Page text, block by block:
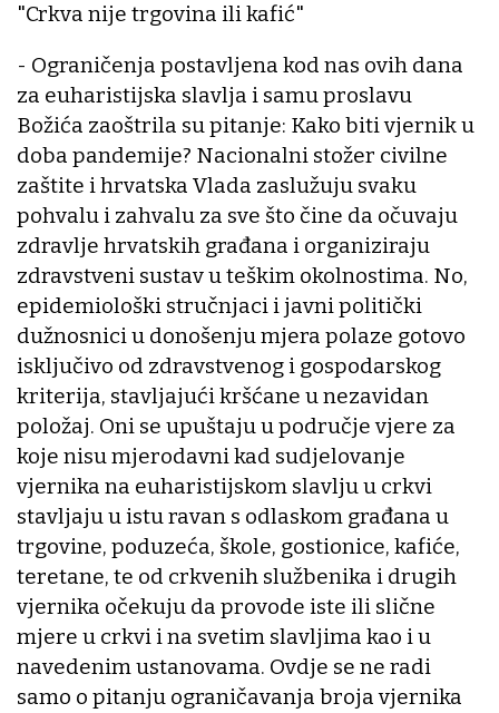
"Crkva nije trgovina ili kafić"
- Ograničenja postavljena kod nas ovih dana
za euharistijska slavlja i samu proslavu
Božića zaoštrila su pitanje: Kako biti vjernik u
doba pandemije? Nacionalni stožer civilne
zaštite i hrvatska Vlada zaslužuju svaku
pohvalu i zahvalu za sve što čine da očuvaju
zdravlje hrvatskih građana i organiziraju
zdravstveni sustav u teškim okolnostima. No,
epidemiološki stručnjaci i javni politički
dužnosnici u donošenju mjera polaze gotovo
isključivo od zdravstvenog i gospodarskog
kriterija, stavljajući kršćane u nezavidan
položaj. Oni se upuštaju u područje vjere za
koje nisu mjerodavni kad sudjelovanje
vjernika na euharistijskom slavlju u crkvi
stavljaju u istu ravan s odlaskom građana u
trgovine, poduzeća, škole, gostionice, kafiće,
teretane, te od crkvenih službenika i drugih
vjernika očekuju da provode iste ili slične
mjere u crkvi i na svetim slavljima kao i u
navedenim ustanovama. Ovdje se ne radi
samo o pitanju ograničavanja broja vjernika